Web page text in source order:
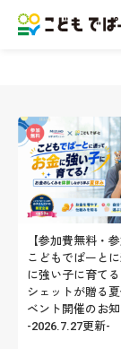
【参加費無料・
こどもでぱーと
に強い子に育て
シェットが贈る
ベント開催のお
-2026.7.27更新-